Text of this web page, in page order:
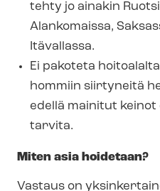
tehty jo ainakin
Alankomaissa,
Itävallassa.
Ei pakoteta
hommiin siirtyneitä
edellä mainitut
tarvita.
Miten asia hoidetaan?
Vastaus on